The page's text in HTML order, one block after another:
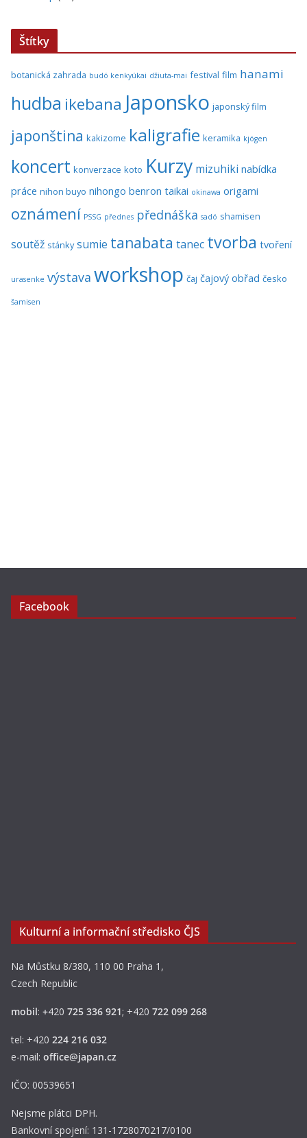
Štítky
botanická zahrada budó kenkyúkai džiuta-mai festival film hanami
hudba ikebana Japonsko japonský film
japonština kakizome kaligrafie keramika kjógen
koncert konverzace koto Kurzy mizuhiki nabídka
práce nihon buyo nihongo benron taikai okinawa origami
oznámení PSSG přednes přednáška sadó shamisen
soutěž stánky sumie tanabata tanec tvorba tvoření
urasenke výstava workshop čaj čajový obřad česko
šamisen
Facebook
Kulturní a informační středisko ČJS
Na Můstku 8/380, 110 00 Praha 1,
Czech Republic
mobil: +420 725 336 921; +420 722 099 268
tel: +420 224 216 032
e-mail: office@japan.cz
IČO: 00539651
Nejsme plátci DPH.
Bankovní spojení: 131-1728070217/0100